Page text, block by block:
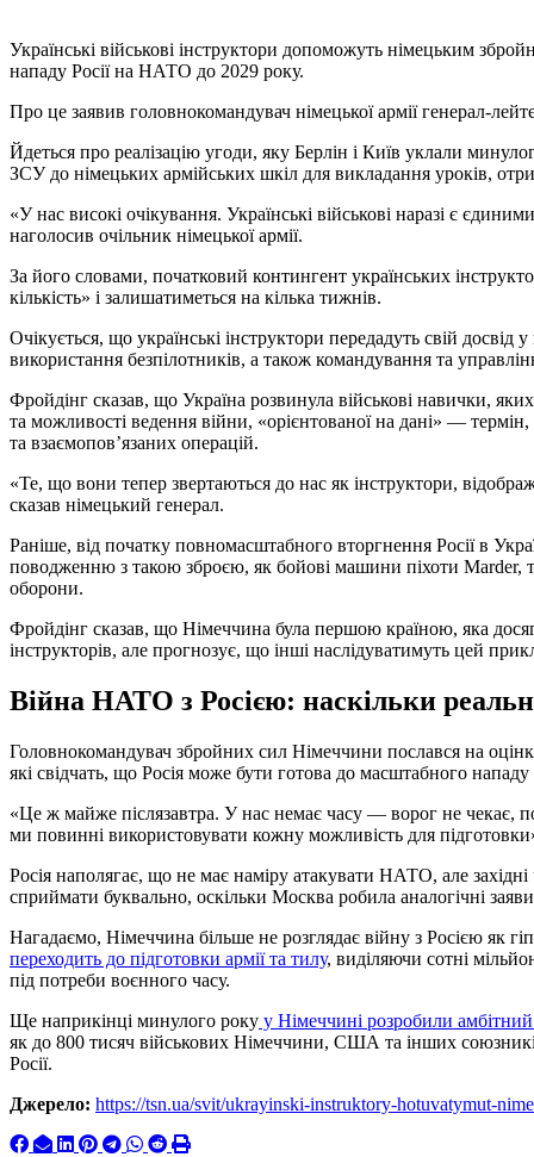
Українські військові інструктори допоможуть німецьким збройним силам підготуватися до захисту від будь-якого
нападу Росії на НАТО до 2029 року.
Про це заявив головнокомандувач німецької армії генерал-
Йдеться про реалізацію угоди, яку Берлін і Київ уклали
ЗСУ до німецьких армійських шкіл для викладання уроків,
«У нас високі очікування. Українські військові наразі є
наголосив очільник німецької армії.
За його словами, початковий контингент українських
кількість» і залишатиметься на кілька тижнів.
Очікується, що українські інструктори передадуть свій досвід
використання безпілотників, а також командування та
Фройдінг сказав, що Україна розвинула військові навички,
та можливості ведення війни, «орієнтованої на дані» —
та взаємопов’язаних операцій.
«Те, що вони тепер звертаються до нас як інструктори,
сказав німецький генерал.
Раніше, від початку повномасштабного вторгнення Росії в
поводженню з такою зброєю, як бойові машини піхоти Marder,
оборони.
Фройдінг сказав, що Німеччина була першою країною, яка
інструкторів, але прогнозує, що інші наслідуватимуть цей
Війна НАТО з Росією: наскільки
Головнокомандувач збройних сил Німеччини послався на
які свідчать, що Росія може бути готова до масштабного
«Це ж майже післязавтра. У нас немає часу — ворог не чекає,
ми повинні використовувати кожну можливість для
Росія наполягає, що не має наміру атакувати НАТО, але
сприймати буквально, оскільки Москва робила аналогічні
Нагадаємо, Німеччина більше не розглядає війну з Росією як
переходить до підготовки армії та тилу, виділяючи сотні
під потреби воєнного часу.
Ще наприкінці минулого року у Німеччині розробили
як до 800 тисяч військових Німеччини, США та інших
Росії.
Джерело: https://tsn.ua/svit/ukrayinski-instruktory-hotuvatymut-